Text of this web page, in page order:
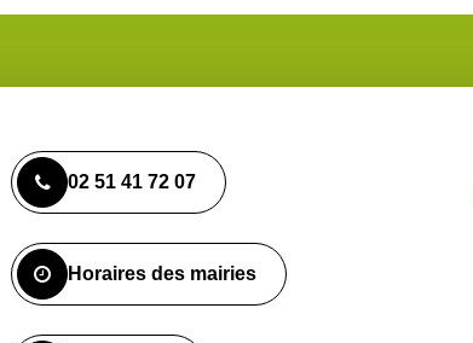
02 51 41 72 07
Horaires des mairies